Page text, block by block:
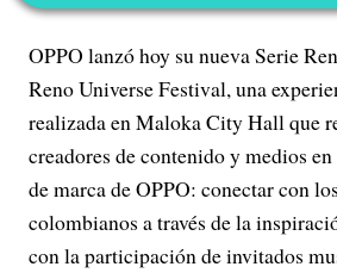
OPPO lanzó hoy su nueva Serie
Reno Universe Festival, una
realizada en Maloka City Hall que
creadores de contenido y medios
de marca de OPPO: conectar con
colombianos a través de la
con la participación de invitados